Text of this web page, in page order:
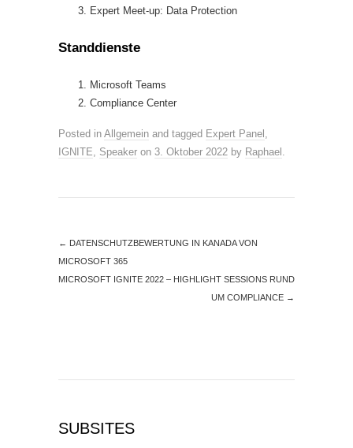
Expert Meet-up: Data Protection
Standdienste
Microsoft Teams
Compliance Center
Posted in Allgemein and tagged Expert Panel ,
IGNITE, Speaker on 3. Oktober 2022 by Raphael .
← DATENSCHUTZBEWERTUNG IN KANADA VON
MICROSOFT 365
MICROSOFT IGNITE 2022 – HIGHLIGHT SESSIONS RUND
UM COMPLIANCE →
SUBSITES